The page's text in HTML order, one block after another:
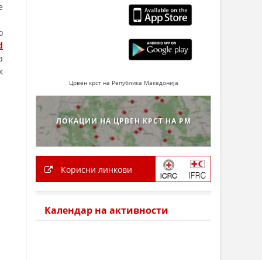
Црвен крст на Република Македонија
ЛОКАЦИИ НА ЦРВЕН КРСТ НА РМ
Корисни линкови
Календар на активности